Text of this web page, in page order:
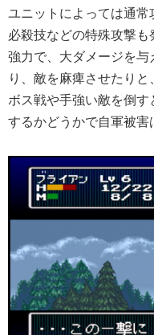
ユニットによっては通
必殺技などの特殊攻撃
強力で、大ダメージを
り、敵を麻痺させたりと
ボス戦や手強い敵を倒
するかどうかで自軍被害